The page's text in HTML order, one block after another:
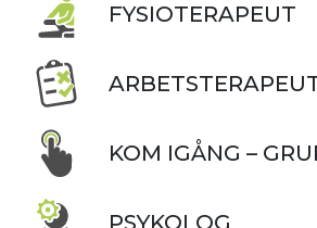
FYSIOTERAPEUT
KOM IGÅNG –
PSYKOLOG